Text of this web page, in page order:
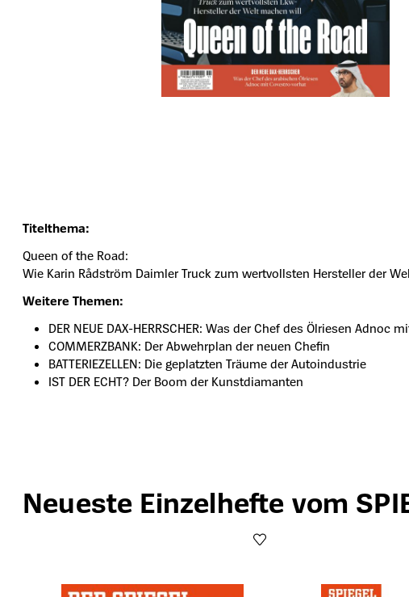
Titelthema:
Queen of the Road:
Wie Karin Rådström Daimler Truck zum wertvollsten Hersteller der
Weitere Themen:
DER NEUE DAX-HERRSCHER: Was der Chef des Ölriesen Adnoc
COMMERZBANK: Der Abwehrplan der neuen Chefin
BATTERIEZELLEN: Die geplatzten Träume der Autoindustrie
IST DER ECHT? Der Boom der Kunstdiamanten
Produktgalerie überspringen
Neueste Einzelhefte vom